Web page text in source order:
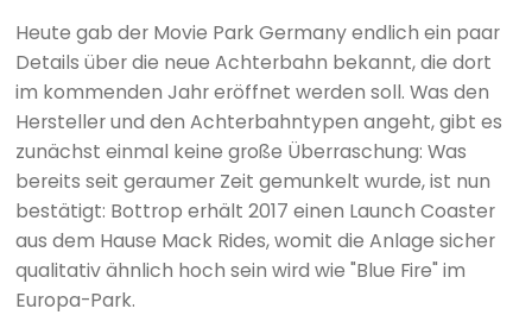
Heute gab der Movie Park Germany endlich ein paar
Details über die neue Achterbahn bekannt, die dort
im kommenden Jahr eröffnet werden soll. Was den
Hersteller und den Achterbahntypen angeht, gibt es
zunächst einmal keine große Überraschung: Was
bereits seit geraumer Zeit gemunkelt wurde, ist nun
bestätigt: Bottrop erhält 2017 einen Launch Coaster
aus dem Hause Mack Rides, womit die Anlage sicher
qualitativ ähnlich hoch sein wird wie "Blue Fire" im
Europa-Park.